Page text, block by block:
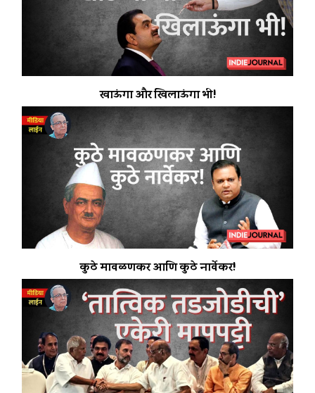
खाऊंगा और खिलाऊंगा भी!
कुठे मावळणकर आणि कुठे नार्वेकर!